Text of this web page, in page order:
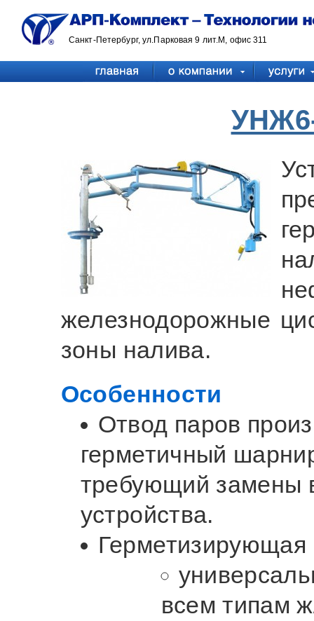
Санкт-Петербург, ул.Парковая 9 лит.М, офис 311
железнодорожные
зоны налива.
Особенности
Отвод паров
герметичный
требующий замены
устройства.
всем типам